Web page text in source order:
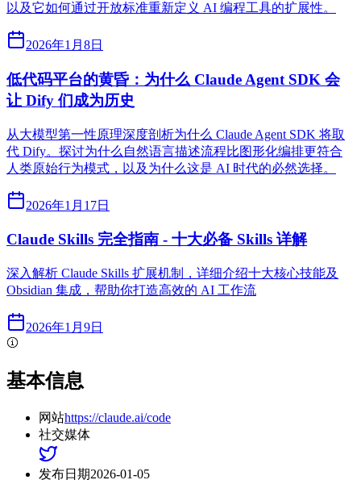
以及它如何通过开放标准重新定义 AI 编程工具的扩展性。
2026年1月8日
低代码平台的黄昏：为什么 Claude Agent SDK 会
让 Dify 们成为历史
从大模型第一性原理深度剖析为什么 Claude Agent SDK 将取
代 Dify。探讨为什么自然语言描述流程比图形化编排更符合
人类原始行为模式，以及为什么这是 AI 时代的必然选择。
2026年1月17日
Claude Skills 完全指南 - 十大必备 Skills 详解
深入解析 Claude Skills 扩展机制，详细介绍十大核心技能及
Obsidian 集成，帮助你打造高效的 AI 工作流
2026年1月9日
基本信息
网站https://claude.ai/code
社交媒体
发布日期2026-01-05